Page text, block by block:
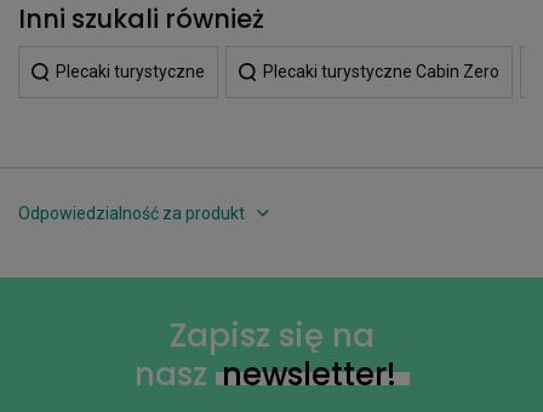
Inni szukali również
Plecaki turystyczne Plecaki turystyczne Cabin Zero
Odpowiedzialność za produkt
Zapisz się na
nasz newsletter!